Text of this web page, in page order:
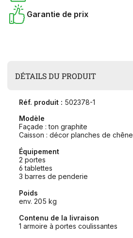
Garantie de prix
DÉTAILS DU PRODUIT
Réf. produit : 502378-1
Modèle
Façade : ton graphite
Caisson : décor planches de chêne
Équipement
2 portes
6 tablettes
3 barres de penderie
Poids
env. 205 kg
Contenu de la livraison
1 armoire à portes coulissantes